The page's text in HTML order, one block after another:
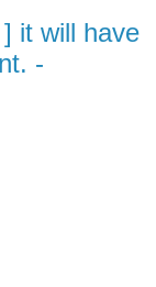
it will have
-